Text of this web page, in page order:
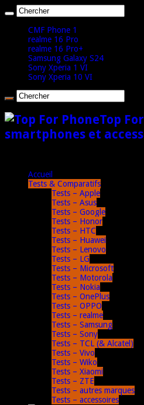
CMF Phone 1
realme 16 Pro
realme 16 Pro+
Samsung Galaxy S24
Sony Xperia 1 VI
Sony Xperia 10 VI
Top
smartphones et
Accueil
Tests & Comparatifs
Tests – Apple
Tests – Asus
Tests – Google
Tests – Honor
Tests – HTC
Tests – Huawei
Tests – Lenovo
Tests – LG
Tests – Microsoft
Tests – Motorola
Tests – Nokia
Tests – OnePlus
Tests – OPPO
Tests – realme
Tests – Samsung
Tests – Sony
Tests – TCL (& Alcatel)
Tests – Vivo
Tests – Wiko
Tests – Xiaomi
Tests – ZTE
Tests – autres marques
Tests – accessoires